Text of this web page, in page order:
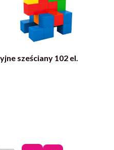
sześciany 102 el.